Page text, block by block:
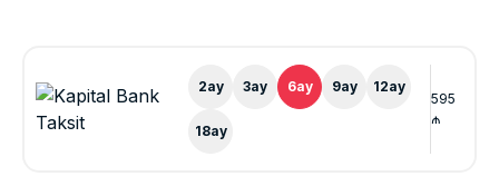
2ay 3ay 6ay 9ay 12ay
18ay
595
₼